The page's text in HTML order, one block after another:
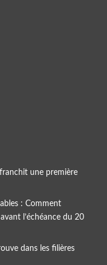
une première
: Comment
l’échéance du 20
dans les filières